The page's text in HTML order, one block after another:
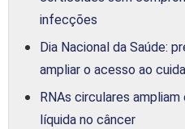
infecções
Dia Nacional da Saúde:
ampliar o acesso ao
RNAs circulares
líquida no câncer